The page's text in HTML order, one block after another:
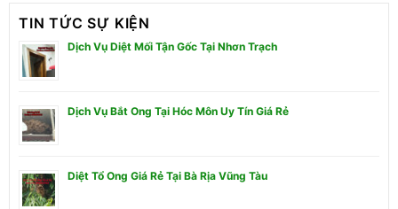
TIN TỨC SỰ KIỆN
Dịch Vụ Diệt Mối Tận Gốc Tại Nhơn Trạch
Dịch Vụ Bắt Ong Tại Hóc Môn Uy Tín Giá Rẻ
Diệt Tổ Ong Giá Rẻ Tại Bà Rịa Vũng Tàu